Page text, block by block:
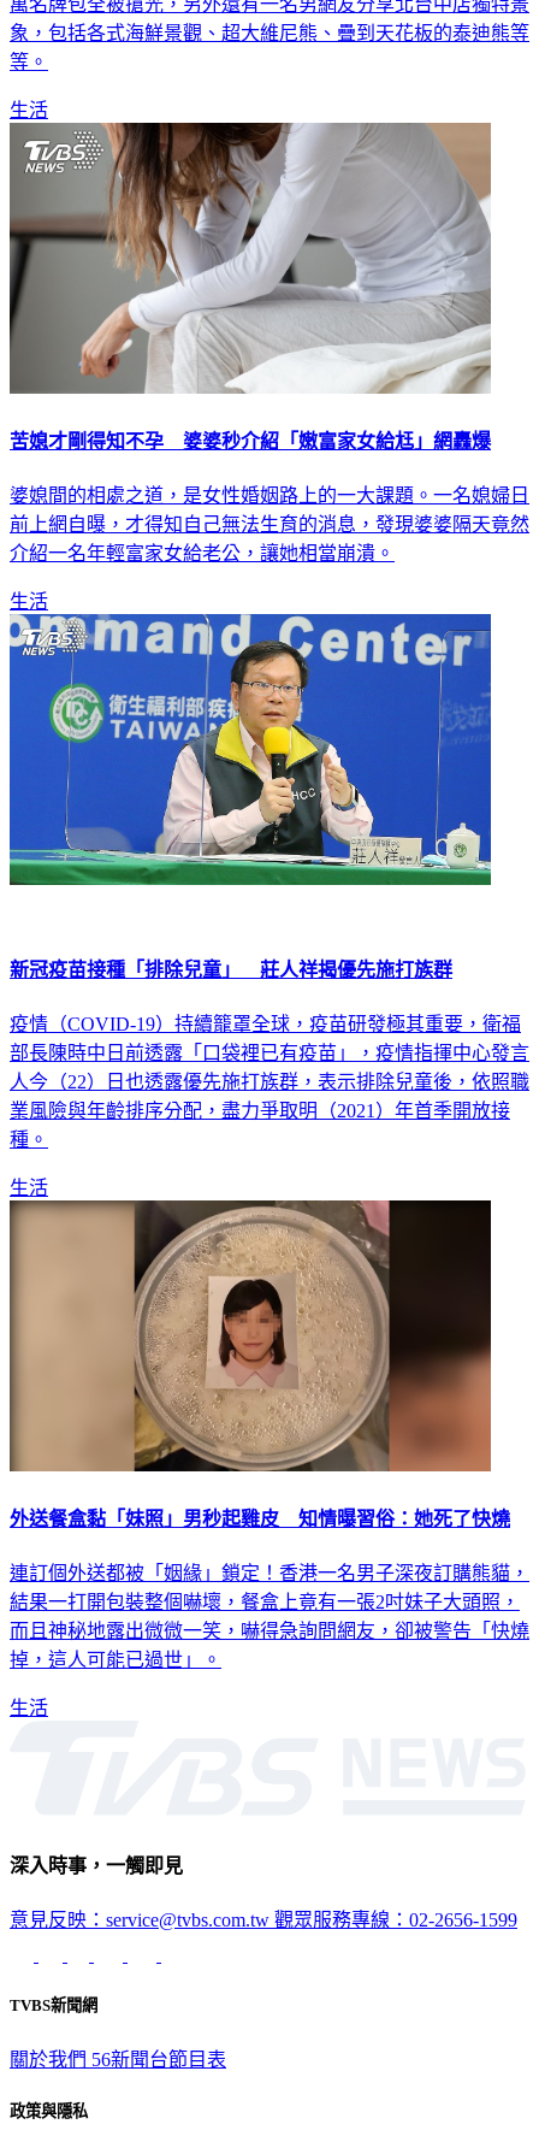
萬名牌包全被搶光，另外還有一名男網友分享北台中店獨特景
象，包括各式海鮮景觀、超大維尼熊、疊到天花板的泰迪熊等
等。
生活
苦媳才剛得知不孕 婆婆秒介紹「嫩富家女給尪」網轟爆
婆媳間的相處之道，是女性婚姻路上的一大課題。一名媳婦日
前上網自曝，才得知自己無法生育的消息，發現婆婆隔天竟然
介紹一名年輕富家女給老公，讓她相當崩潰。
生活
新冠疫苗接種「排除兒童」 莊人祥揭優先施打族群
疫情（COVID-19）持續籠罩全球，疫苗研發極其重要，衛福
部長陳時中日前透露「口袋裡已有疫苗」，疫情指揮中心發言
人今（22）日也透露優先施打族群，表示排除兒童後，依照職
業風險與年齡排序分配，盡力爭取明（2021）年首季開放接
種。
生活
外送餐盒黏「妹照」男秒起雞皮 知情曝習俗：她死了快燒
連訂個外送都被「姻緣」鎖定！香港一名男子深夜訂購熊貓，
結果一打開包裝整個嚇壞，餐盒上竟有一張2吋妹子大頭照，
而且神秘地露出微微一笑，嚇得急詢問網友，卻被警告「快燒
掉，這人可能已過世」。
生活
深入時事，一觸即見
意見反映：service@tvbs.com.tw 觀眾服務專線：02-2656-1599
TVBS新聞網
關於我們 56新聞台節目表
政策與隱私